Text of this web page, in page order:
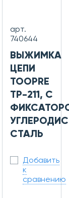
арт.
740644
ВЫЖИМКА
ЦЕПИ
TOOPRE
TP-211, С
СТАЛЬ
Добавить
к
сравнению